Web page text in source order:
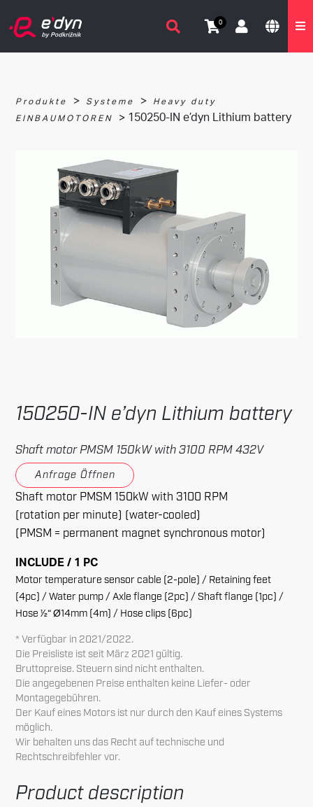
0
Produkte > Systeme >
Heavy duty
EINBAUMOTOREN
> 150250-IN e’dyn Lithium battery
150250-IN e’dyn Lithium battery
Shaft motor PMSM 150kW with 3100 RPM 432V
Anfrage Öffnen
Shaft motor PMSM 150kW with 3100 RPM
(rotation per minute) (water-cooled)
(PMSM = permanent magnet synchronous motor)
INCLUDE / 1 PC
Motor temperature sensor cable (2-pole) / Retaining feet
(4pc) / Water pump / Axle flange (2pc) / Shaft flange (1pc) /
Hose 1⁄2“ Ø14mm (4m) / Hose clips (6pc)
* Verfügbar in 2021/2022.
Die Preisliste ist seit März 2021 gültig.
Bruttopreise. Steuern sind nicht enthalten.
Die angegebenen Preise enthalten keine Liefer- oder
Montagegebühren.
Der Kauf eines Motors ist nur durch den Kauf eines Systems
möglich.
Wir behalten uns das Recht auf technische und
Rechtschreibfehler vor.
Product description